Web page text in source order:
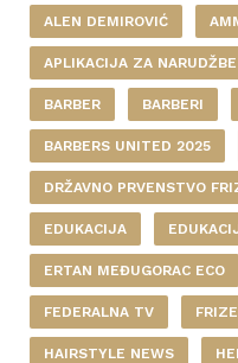
ALEN DEMIROVIĆ
APLIKACIJA ZA NARUDŽBE
BARBER BARBERI
BARBERS UNITED 2025
DRŽAVNO PRVENSTVO
EDUKACIJA
ERTAN MEĐUGORAC ECO
FEDERALNA TV
HAIRSTYLE NEWS